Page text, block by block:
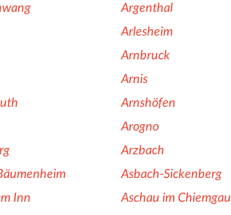
Argenthal
Arlesheim
Arnbruck
Arnis
Arnshöfen
Arogno
Arzbach
Asbach-Sickenberg
Inn
Aschau im Chiemgau